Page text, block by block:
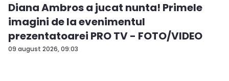
09 august 2026, 09:03
Diana Ambros a jucat nunta! Primele
imagini de la evenimentul
prezentatoarei PRO TV - FOTO/VIDEO